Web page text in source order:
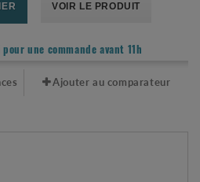
VOIR LE PRODUIT
une commande avant 11h
Ajouter au comparateur